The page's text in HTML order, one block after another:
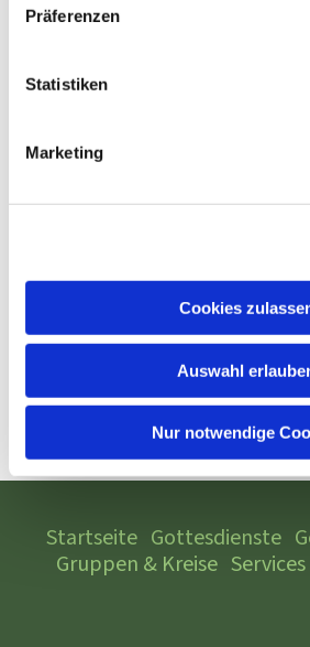
Präferenzen
Statistiken
Marketing
Cookies
Auswahl
Nur notwendige
Startseite Gottesdienste
Gruppen & Kreise